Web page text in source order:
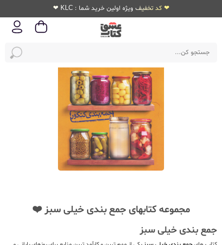
❤ کد تخفیف ویژه اولین خرید شما : KLC ❤
مجموعه کتابهای جمع بندی خیلی سبز ❤️
جمع بندی خیلی سبز